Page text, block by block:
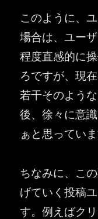
このように、
場合は、ユー
程度直感的に
ろですが、現
若干そのよう
後、徐々に意
ぁと思っていま
ちなみに、こ
げていく投稿
す。例えばク